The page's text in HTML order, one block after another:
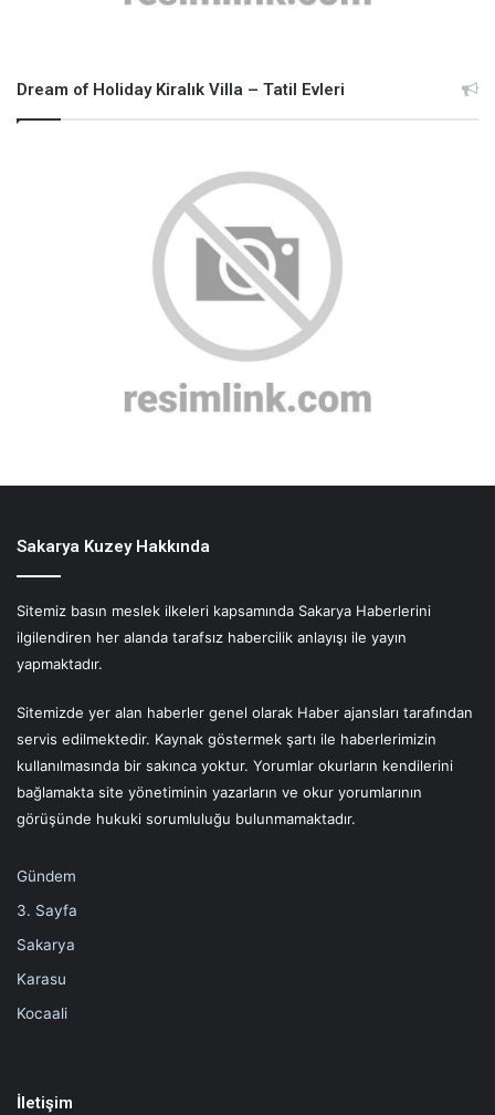
Dream of Holiday Kiralık Villa – Tatil Evleri
Sakarya Kuzey Hakkında
Sitemiz basın meslek ilkeleri kapsamında Sakarya Haberlerini
ilgilendiren her alanda tarafsız habercilik anlayışı ile yayın
yapmaktadır.
Sitemizde yer alan haberler genel olarak Haber ajansları tarafından
servis edilmektedir. Kaynak göstermek şartı ile haberlerimizin
kullanılmasında bir sakınca yoktur. Yorumlar okurların kendilerini
bağlamakta site yönetiminin yazarların ve okur yorumlarının
görüşünde hukuki sorumluluğu bulunmamaktadır.
Gündem
3. Sayfa
Sakarya
Karasu
Kocaali
İletişim